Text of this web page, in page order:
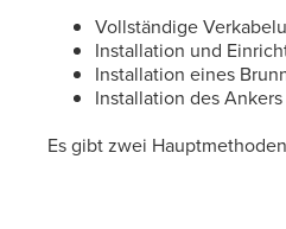
Vollständige
Installation und
Installation eines
Installation des Ankers
Es gibt zwei